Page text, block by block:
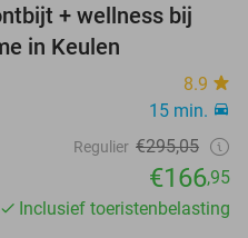
+ wellness bij
in Keulen
8.9
15 min.
Regulier €295,05
€166,95
Inclusief toeristenbelasting